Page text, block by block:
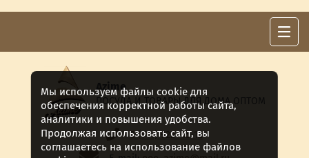
Azime
ПОСУДА И ТОВАРЫ ДЛЯ ДОМА ОПТОМ
8 (911) 922 -15-12
Мы используем файлы cookie для
обеспечения корректной работы сайта,
аналитики и повышения удобства.
Продолжая использовать сайт, вы
соглашаетесь на использование файлов